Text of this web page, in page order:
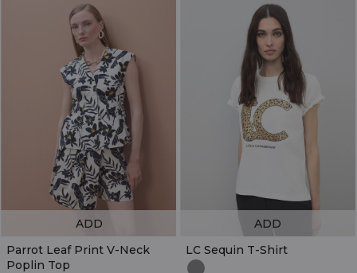
Parrot Leaf Print V-Neck
Poplin Top
ADD
LC Sequin T-Shirt
ADD